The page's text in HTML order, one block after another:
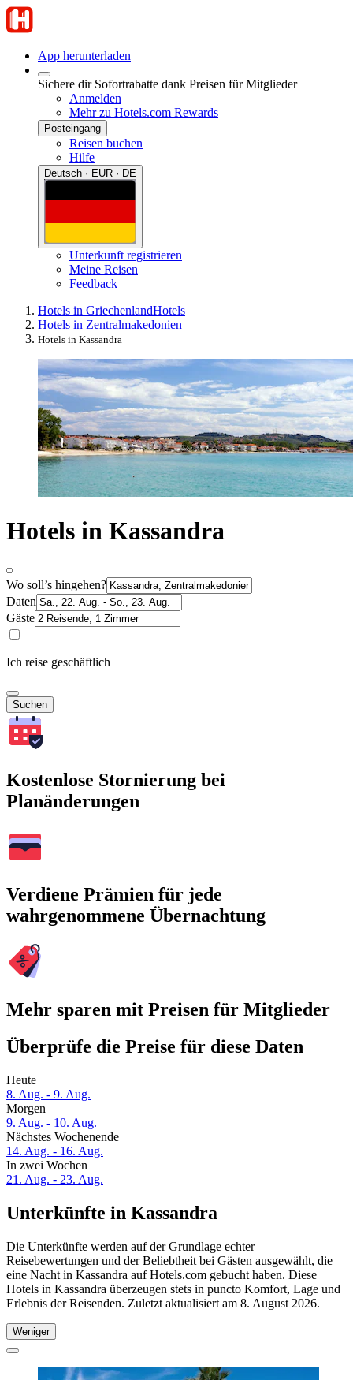
App herunterladen
Sichere dir Sofortrabatte dank Preisen für Mitglieder
Anmelden
Mehr zu Hotels.com Rewards
Posteingang
Reisen buchen
Hilfe
Deutsch · EUR · DE
Unterkunft registrieren
Meine Reisen
Feedback
Hotels in GriechenlandHotels
Hotels in Zentralmakedonien
Hotels in Kassandra
Hotels in Kassandra
Wo soll’s hingehen?
Daten
Gäste
Ich reise geschäftlich
Suchen
Kostenlose Stornierung bei
Planänderungen
Verdiene Prämien für jede
wahrgenommene Übernachtung
Mehr sparen mit Preisen für Mitglieder
Überprüfe die Preise für diese Daten
Heute
8. Aug. - 9. Aug.
Morgen
9. Aug. - 10. Aug.
Nächstes Wochenende
14. Aug. - 16. Aug.
In zwei Wochen
21. Aug. - 23. Aug.
Unterkünfte in Kassandra
Die Unterkünfte werden auf der Grundlage echter
Reisebewertungen und der Beliebtheit bei Gästen ausgewählt, die
eine Nacht in Kassandra auf Hotels.com gebucht haben. Diese
Hotels in Kassandra überzeugen stets in puncto Komfort, Lage und
Erlebnis der Reisenden. Zuletzt aktualisiert am 8. August 2026.
Weniger